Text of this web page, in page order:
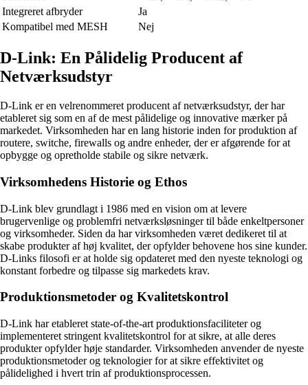
Integreret afbryder
Ja
Kompatibel med MESH
Nej
D-Link: En Pålidelig Producent af
Netværksudstyr
D-Link er en velrenommeret producent af netværksudstyr, der har
etableret sig som en af de mest pålidelige og innovative mærker på
markedet. Virksomheden har en lang historie inden for produktion af
routere, switche, firewalls og andre enheder, der er afgørende for at
opbygge og opretholde stabile og sikre netværk.
Virksomhedens Historie og Ethos
D-Link blev grundlagt i 1986 med en vision om at levere
brugervenlige og problemfri netværksløsninger til både enkeltpersoner
og virksomheder. Siden da har virksomheden været dedikeret til at
skabe produkter af høj kvalitet, der opfylder behovene hos sine kunder.
D-Links filosofi er at holde sig opdateret med den nyeste teknologi og
konstant forbedre og tilpasse sig markedets krav.
Produktionsmetoder og Kvalitetskontrol
D-Link har etableret state-of-the-art produktionsfaciliteter og
implementeret stringent kvalitetskontrol for at sikre, at alle deres
produkter opfylder høje standarder. Virksomheden anvender de nyeste
produktionsmetoder og teknologier for at sikre effektivitet og
pålidelighed i hvert trin af produktionsprocessen.